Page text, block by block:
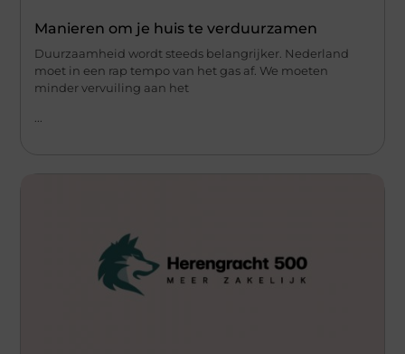
Manieren om je huis te verduurzamen
Duurzaamheid wordt steeds belangrijker. Nederland
moet in een rap tempo van het gas af. We moeten
minder vervuiling aan het